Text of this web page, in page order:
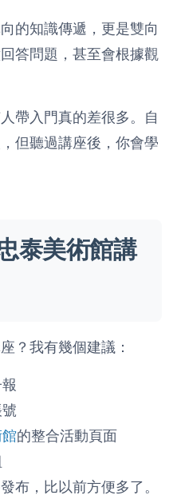
的知識傳遞，更是雙向
答問題，甚至會根據觀
帶入門真的差很多。自
但聽過講座後，你會學
泰美術館講
？我有幾個建議：
的整合活動頁面
布，比以前方便多了。